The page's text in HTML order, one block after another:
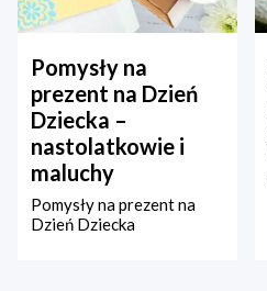
Pomysły na
prezent na Dzień
Dziecka –
nastolatkowie i
maluchy
Pomysły na prezent na
Dzień Dziecka